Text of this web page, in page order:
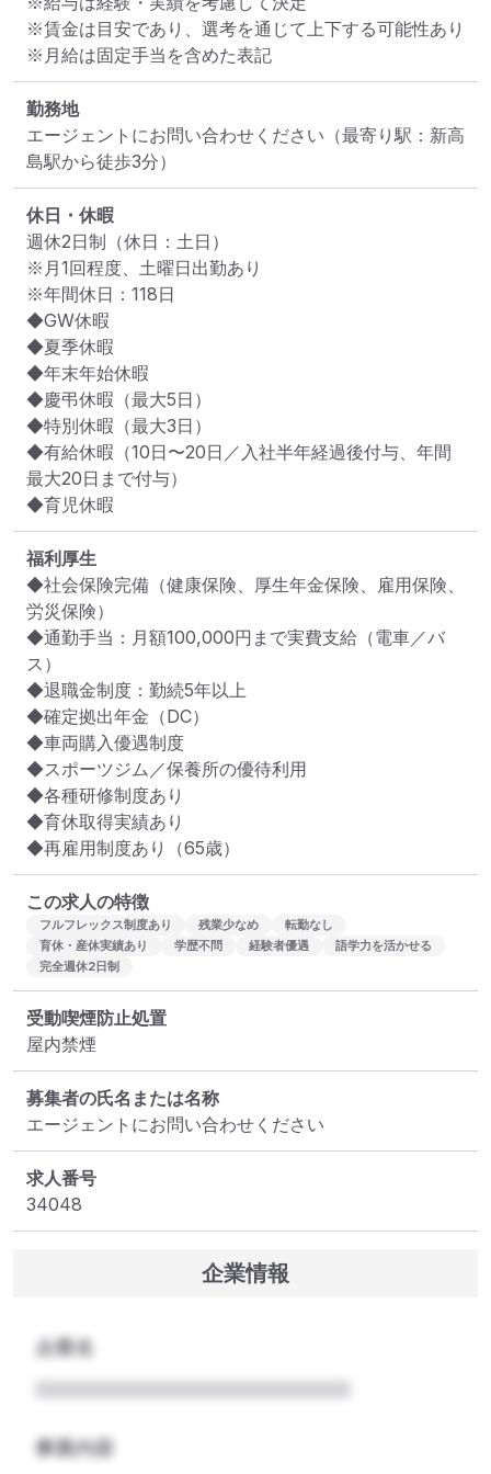
※賃金は目安であり、選考を通じて上下する可能性あり
※月給は固定手当を含めた表記
勤務地
エージェントにお問い合わせください （最寄り駅：新高
島駅から徒歩3分）
休日・休暇
週休2日制（休日：土日）
※月1回程度、土曜日出勤あり
※年間休日：118日
◆GW休暇
◆夏季休暇
◆年末年始休暇
◆慶弔休暇（最大5日）
◆特別休暇（最大3日）
◆有給休暇（10日〜20日／入社半年経過後付与、年間
最大20日まで付与）
◆育児休暇
福利厚生
◆社会保険完備（健康保険、厚生年金保険、雇用保険、
労災保険）
◆通勤手当：月額100,000円まで実費支給（電車／バ
ス）
◆退職金制度：勤続5年以上
◆確定拠出年金（DC）
◆車両購入優遇制度
◆スポーツジム／保養所の優待利用
◆各種研修制度あり
◆育休取得実績あり
◆再雇用制度あり（65歳）
この求人の特徴
フルフレックス制度あり 残業少なめ
転勤なし
育休・産休実績あり
学歴不問 経験者優遇
語学力を活かせる
完全週休2日制
受動喫煙防止処置
屋内禁煙
募集者の氏名または名称
エージェントにお問い合わせください
求人番号
34048
企業情報
企業名
事業内容